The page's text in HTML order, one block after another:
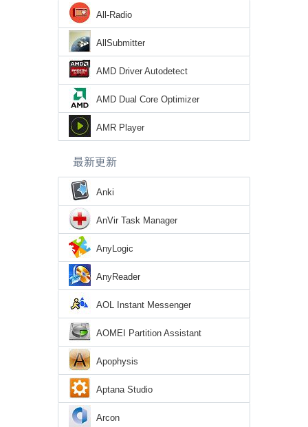
All-Radio
AllSubmitter
AMD Driver Autodetect
AMD Dual Core Optimizer
AMR Player
最新更新
Anki
AnVir Task Manager
AnyLogic
AnyReader
AOL Instant Messenger
AOMEI Partition Assistant
Apophysis
Aptana Studio
Arcon